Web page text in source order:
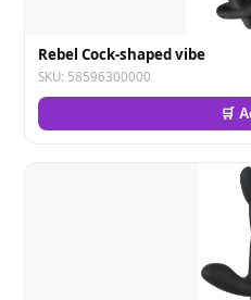
Rebel Cock-shaped vibe
SKU: 58596300000
🛒